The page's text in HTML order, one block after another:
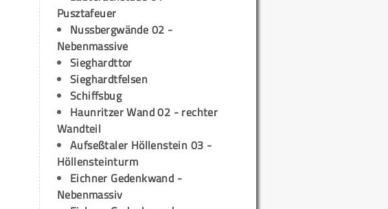
Pusztafeuer
Nussbergwände 02 -
Nebenmassive
Sieghardttor
Sieghardtfelsen
Schiffsbug
Haunritzer Wand 02 - rechter
Wandteil
Aufseßtaler Höllenstein 03 -
Höllensteinturm
Eichner Gedenkwand -
Nebenmassiv